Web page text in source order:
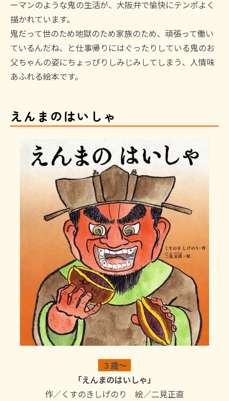
ーマンのような鬼の生活が、大阪弁で愉快にテンポよく
描かれています。
鬼だって世のため地獄のため家族のため、頑張って働い
ているんだね、と仕事帰りにはぐったりしている鬼のお
父ちゃんの姿にちょっぴりしみじみしてしまう、人情味
あふれる絵本です。
えんまのはいしゃ
３歳～
「えんまのはいしゃ」
作／くすのきしげのり 絵／二見正直